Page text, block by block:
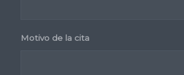
Motivo de la cita